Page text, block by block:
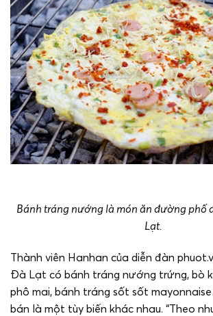
Bánh tráng nướng là món ăn đường phố
Lạt.
Thành viên Hanhan của diễn đàn
Đà Lạt có bánh tráng nướng trứng, bò
phô mai, bánh tráng sốt sốt
bán là một tùy biến khác nhau. “Theo